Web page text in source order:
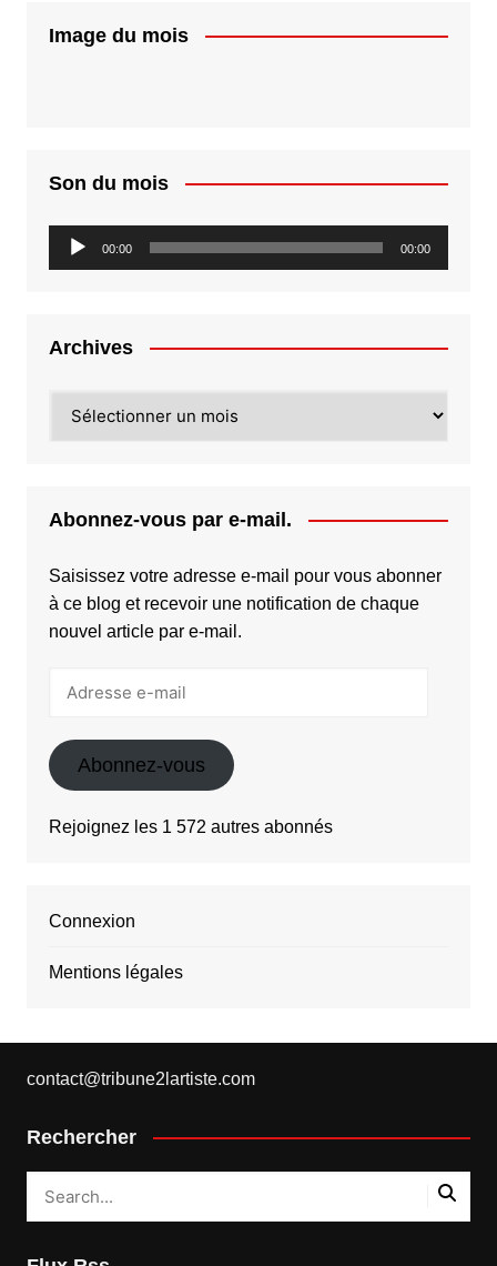
Image du mois
Son du mois
Lecteur
audio
00:00 00:00
Archives
Abonnez-vous par e-mail.
Saisissez votre adresse e-mail pour vous abonner
à ce blog et recevoir une notification de chaque
nouvel article par e-mail.
Abonnez-vous
Rejoignez les 1 572 autres abonnés
Connexion
Mentions légales
contact@tribune2lartiste.com
Rechercher